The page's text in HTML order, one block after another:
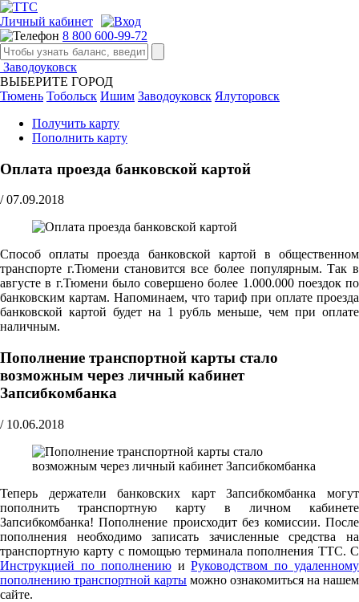
Личный кабинет
8 800 600-99-72
Заводоуковск
ВЫБЕРИТЕ ГОРОД
Тюмень Тобольск Ишим Заводоуковск Ялуторовск
Получить карту
Пополнить карту
Оплата проезда банковской картой
/ 07.09.2018
Способ оплаты проезда банковской картой в общественном
транспорте г.Тюмени становится все более популярным. Так в
августе в г.Тюмени было совершено более 1.000.000 поездок по
банковским картам. Напоминаем, что тариф при оплате проезда
банковской картой будет на 1 рубль меньше, чем при оплате
наличным.
Пополнение транспортной карты стало
возможным через личный кабинет
Запсибкомбанка
/ 10.06.2018
Теперь держатели банковских карт Запсибкомбанка могут
пополнить транспортную карту в личном кабинете
Запсибкомбанка! Пополнение происходит без комиссии. После
пополнения необходимо записать зачисленные средства на
транспортную карту с помощью терминала пополнения ТТС. С
Инструкцией по пополнениюиРуководством по удаленному
пополнению транспортной карты можно ознакомиться на нашем
сайте.